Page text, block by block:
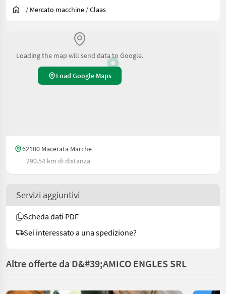
/ Mercato macchine /Claas
Loading the map will send data to Google.
Load Google Maps
62100 Macerata Marche
290.54 km di distanza
Servizi aggiuntivi
Scheda dati PDF
Sei interessato a una spedizione?
Altre offerte da D&#39;AMICO ENGLES SRL